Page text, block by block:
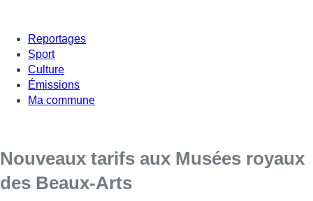
Reportages
Sport
Culture
Émissions
Ma commune
Nouveaux tarifs aux Musées royaux
des Beaux-Arts